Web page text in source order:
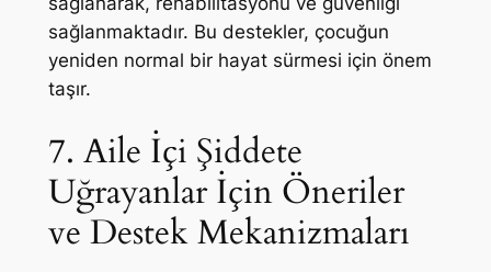
sağlanmaktadır. Bu destekler, çocuğun
yeniden normal bir hayat sürmesi için önem
taşır.
7. Aile İçi Şiddete
Uğrayanlar İçin Öneriler
ve Destek Mekanizmaları